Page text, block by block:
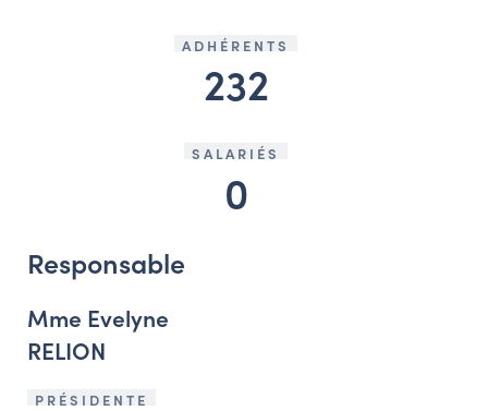
Responsables de structuresADHÉRENTS
232
SALARIÉS
0
Responsable
Mme Evelyne
RELION
PRÉSIDENTE